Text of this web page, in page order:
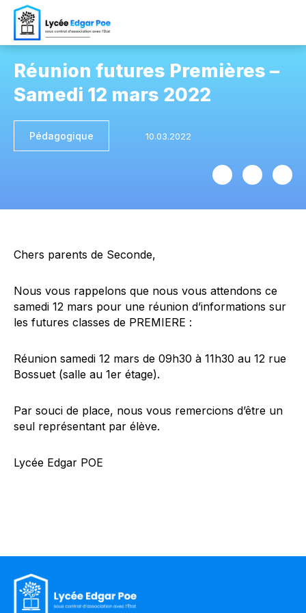
Réunion futures Premières –
Samedi 12 mars 2022
Pédagogique
Chers parents de Seconde,
Nous vous rappelons que nous vous attendons ce
samedi 12 mars pour une réunion d’informations sur
les futures classes de PREMIERE :
Réunion samedi 12 mars de 09h30 à 11h30 au 12 rue
Bossuet (salle au 1er étage).
Par souci de place, nous vous remercions d’être un
seul représentant par élève.
Lycée Edgar POE